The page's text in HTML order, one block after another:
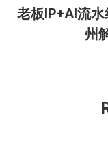
航
老板IP+AI流
州